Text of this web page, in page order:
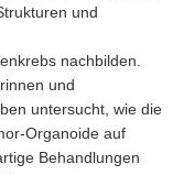
und
nachbilden.
und
untersucht, wie die
Organoide auf
Behandlungen